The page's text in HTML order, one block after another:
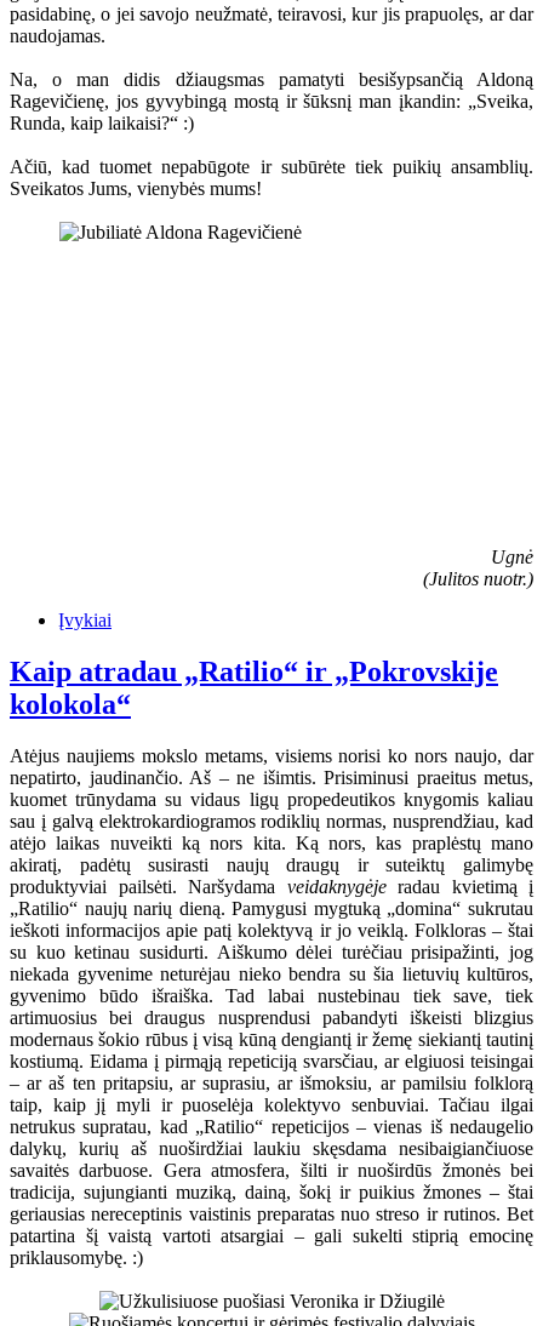
pasidabinę, o jei savojo neužmatė, teiravosi, kur jis prapuolęs, ar dar
naudojamas.
Na, o man didis džiaugsmas pamatyti besišypsančią Aldoną
Ragevičienę, jos gyvybingą mostą ir šūksnį man įkandin: „Sveika,
Runda, kaip laikaisi?“ :)
Ačiū, kad tuomet nepabūgote ir subūrėte tiek puikių ansamblių.
Sveikatos Jums, vienybės mums!
Ugnė
(Julitos nuotr.)
Įvykiai
Kaip atradau „Ratilio“ ir „Pokrovskije
kolokola“
Atėjus naujiems mokslo metams, visiems norisi ko nors naujo, dar
nepatirto, jaudinančio. Aš – ne išimtis. Prisiminusi praeitus metus,
kuomet trūnydama su vidaus ligų propedeutikos knygomis kaliau
sau į galvą elektrokardiogramos rodiklių normas, nusprendžiau, kad
atėjo laikas nuveikti ką nors kita. Ką nors, kas praplėstų mano
akiratį, padėtų susirasti naujų draugų ir suteiktų galimybę
produktyviai pailsėti. Naršydama veidaknygėjeradau kvietimą į
„Ratilio“ naujų narių dieną. Pamygusi mygtuką „domina“ sukrutau
ieškoti informacijos apie patį kolektyvą ir jo veiklą. Folkloras – štai
su kuo ketinau susidurti. Aiškumo dėlei turėčiau prisipažinti, jog
niekada gyvenime neturėjau nieko bendra su šia lietuvių kultūros,
gyvenimo būdo išraiška. Tad labai nustebinau tiek save, tiek
artimuosius bei draugus nusprendusi pabandyti iškeisti blizgius
modernaus šokio rūbus į visą kūną dengiantį ir žemę siekiantį tautinį
kostiumą. Eidama į pirmąją repeticiją svarsčiau, ar elgiuosi teisingai
– ar aš ten pritapsiu, ar suprasiu, ar išmoksiu, ar pamilsiu folklorą
taip, kaip jį myli ir puoselėja kolektyvo senbuviai. Tačiau ilgai
netrukus supratau, kad „Ratilio“ repeticijos – vienas iš nedaugelio
dalykų, kurių aš nuoširdžiai laukiu skęsdama nesibaigiančiuose
savaitės darbuose. Gera atmosfera, šilti ir nuoširdūs žmonės bei
tradicija, sujungianti muziką, dainą, šokį ir puikius žmones – štai
geriausias nereceptinis vaistinis preparatas nuo streso ir rutinos. Bet
patartina šį vaistą vartoti atsargiai – gali sukelti stiprią emocinę
priklausomybę. :)